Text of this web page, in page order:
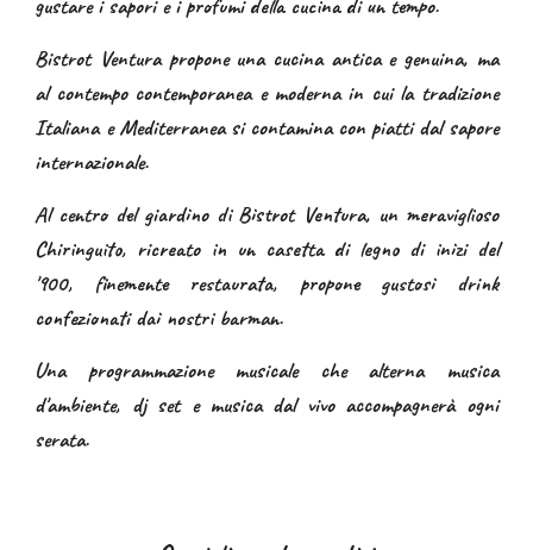
gustare i sapori ei profumi della cucina di un tempo.
Bistrot Ventura propone una cucina antica e genuina, ma
al contempo contemporanea e moderna in cui la tradizione
Italiana e Mediterranea si contamina con piatti dal sapore
internazionale.
Al centro del giardino di Bistrot Ventura, un meraviglioso
Chiringuito, ricreato in un casetta di legno di inizi del
'900, finemente restaurata, propone gustosi drink
confezionati dai nostri barman.
Una programmazione musicale che alterna musica
d'ambiente, dj set e musica dal vivo accompagnerà ogni
serata.